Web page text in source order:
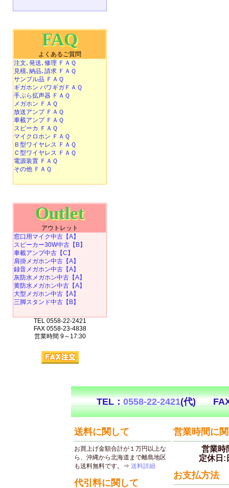
FAQ
よくあるご質問
注文､発送､修理 ＦＡＱ
見積､納品､請求 ＦＡＱ
サンプル品 ＦＡＱ
ギガホン パワギガＦＡＱ
手ぶら拡声器 ＦＡＱ
メガホン ＦＡＱ
放送アンプ ＦＡＱ
車載アンプ ＦＡＱ
スピーカ ＦＡＱ
マイクロホン ＦＡＱ
Ｂ型ワイヤレス ＦＡＱ
Ｃ型ワイヤレス ＦＡＱ
電源装置 ＦＡＱ
その他 ＦＡＱ
Outlet
アウトレット
窓口用マイク中古【A】
スピーカー30W中古【B】
車載アンプ中古【C】
肩掛メガホン中古【A】
録音メガホン中古【A】
灰防水メガホン中古【A】
黄防水メガホン中古【A】
大型メガホン中古【A】
三脚スタンド中古【B】
TEL 0558-22-2421
FAX 0558-23-4838
営業時間 9～17:30